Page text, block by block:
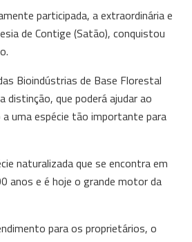
participada, a extraordinária e
de Contige (Satão), conquistou
Bioindústrias de Base Florestal
que poderá ajudar ao
uma espécie tão importante para
naturalizada que se encontra em
anos e é hoje o grande motor da
para os proprietários, o